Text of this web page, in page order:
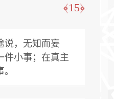
﴿15﴾
说，无知而妄
件小事；在真主